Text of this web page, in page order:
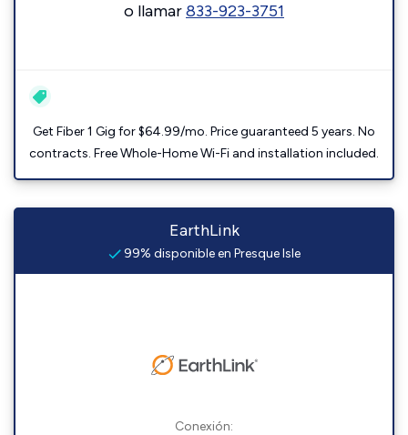
o llamar833-923-3751
Get Fiber 1 Gig for $64.99/mo. Price guaranteed 5 years. No
contracts. Free Whole-Home Wi-Fi and installation included.
EarthLink
99% disponible en Presque Isle
Conexión: